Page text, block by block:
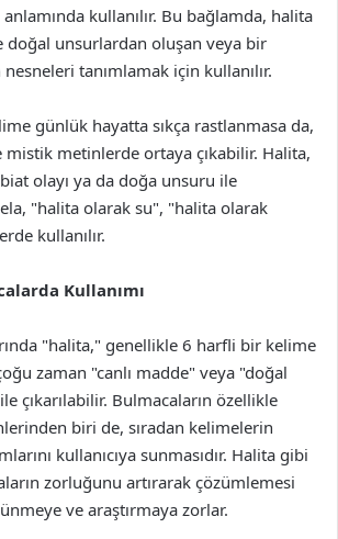
kullanılır. Bu bağlamda, halita
doğal unsurlardan oluşan veya bir
tanımlamak için kullanılır.
günlük hayatta sıkça rastlanmasa da,
mistik metinlerde ortaya çıkabilir. Halita,
olayı ya da doğa unsuru ile
"halita olarak su", "halita olarak
kullanılır.
Kullanımı
"halita," genellikle 6 harfli bir kelime
zaman "canlı madde" veya "doğal
çıkarılabilir. Bulmacaların özellikle
biri de, sıradan kelimelerin
kullanıcıya sunmasıdır. Halita gibi
zorluğunu artırarak çözümlemesi
ve araştırmaya zorlar.